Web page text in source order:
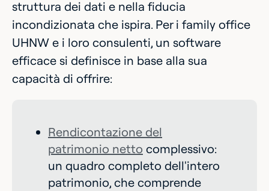
struttura dei dati e nella fiducia
incondizionata che ispira. Per i family office
UHNW e i loro consulenti, un software
efficace si definisce in base alla sua
capacità di offrire:
Rendicontazione del
patrimonio netto complessivo:
un quadro completo dell'intero
patrimonio, che comprende